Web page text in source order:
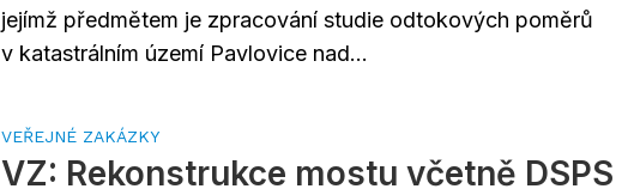
jejímž předmětem je zpracování studie odtokových poměrů
v katastrálním území Pavlovice nad...
VEŘEJNÉ ZAKÁZKY
VZ: Rekonstrukce mostu včetně DSPS